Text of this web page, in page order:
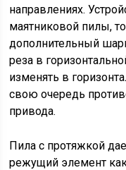
направлениях.
маятниковой пилы,
дополнительный
реза в
изменять в
свою очередь
привода.
Пила с протяжкой
режущий элемент